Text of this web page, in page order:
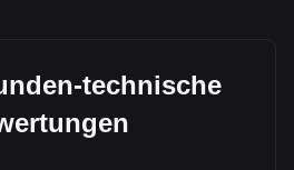
technische